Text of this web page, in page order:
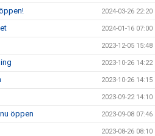
2024-03-26 22:20
2024-01-16 07:00
2023-12-05 15:48
2023-10-26 14:22
2023-10-26 14:15
2023-09-22 14:10
öppen 2023-09-08 07:46
2023-08-26 08:10